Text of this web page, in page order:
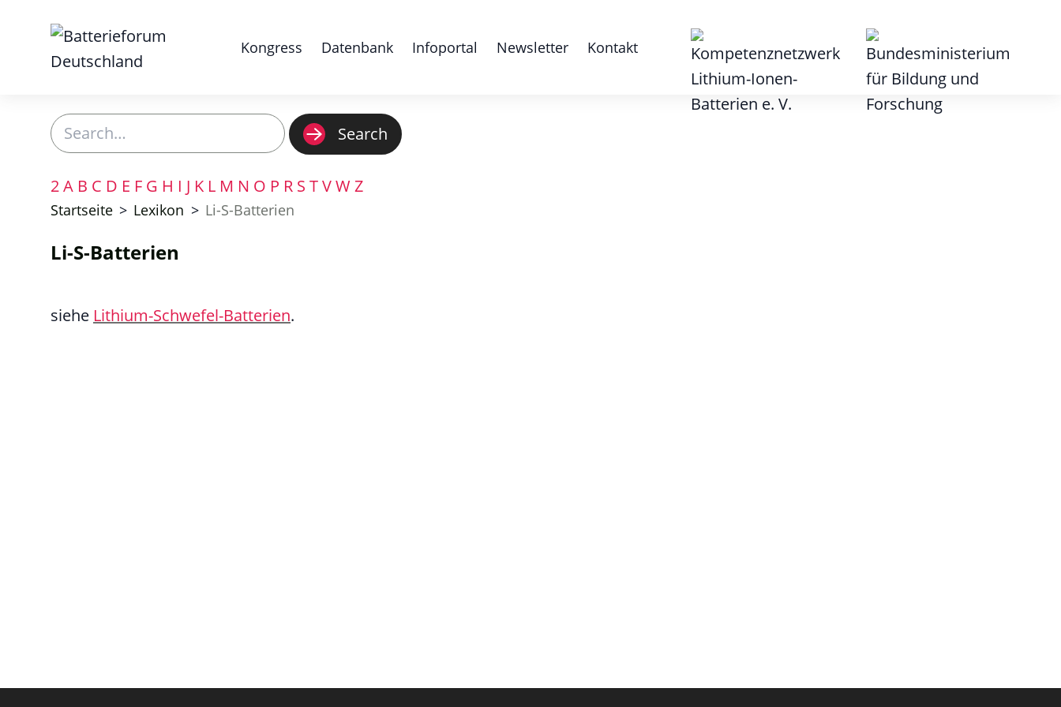
Kongress Datenbank Infoportal Newsletter Kontakt
Search Search
2A B C D E F G H I J K L M N O P R S TVWZ
Startseite > Lexikon > Li-S-Batterien
Li-S-Batterien
siehe Lithium-Schwefel-Batterien.